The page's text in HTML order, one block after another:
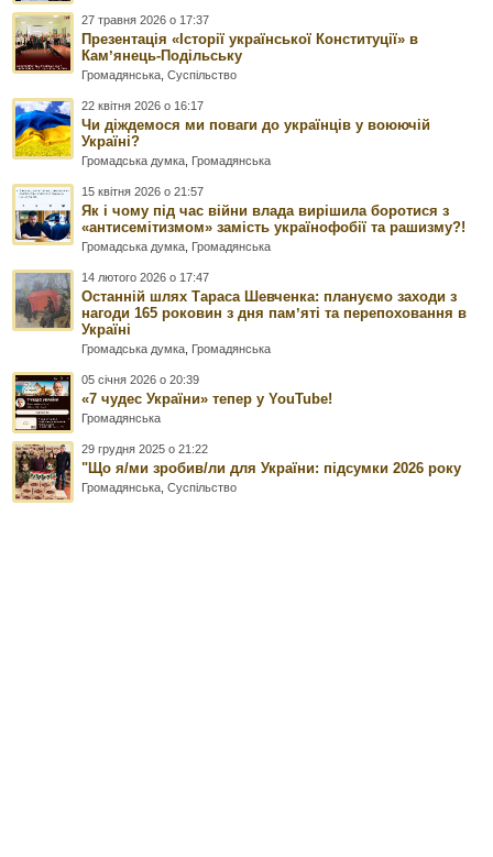
27 травня 2026 о 17:37
Презентація «Історії української Конституції» в
Камʼянець-Подільську
Громадянська ,Суспільство
22 квітня 2026 о 16:17
Чи діждемося ми поваги до українців у воюючій
Україні?
Громадська думка Громадянська
15 квітня 2026 о 21:57
Як і чому під час війни влада вирішила боротися з
«антисемітизмом» замість українофобії та рашизму?!
Громадська думка Громадянська
14 лютого 2026 о 17:47
Останній шлях Тараса Шевченка: плануємо заходи з
нагоди 165 роковин з дня памʼяті та перепоховання в
Україні
Громадська думка Громадянська
05 січня 2026 о 20:39
«7 чудес України» тепер у YouTube!
Громадянська
29 грудня 2025 о 21:22
"Що я/ми зробив/ли для України: підсумки 2026 року
Громадянська ,Суспільство